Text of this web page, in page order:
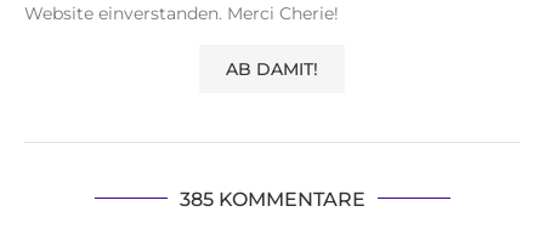
Website einverstanden. Merci Cherie!
385 KOMMENTARE